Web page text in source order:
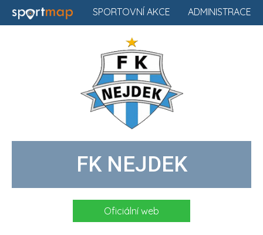
ADMINISTRACE
SPORTOVNÍ AKCE
FK NEJDEK
Oficiální web